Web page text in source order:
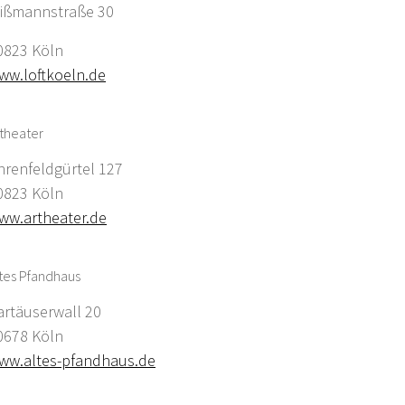
30
Köln
127
Köln
Pfandhaus
20
Köln
pfandhaus.de